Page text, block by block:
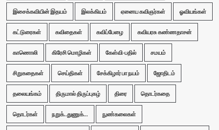
இசைக்கவியின் இதயம் இலக்கியம் ஏனைய கவிஞர்கள் ஓவியங்கள்
கட்டுரைகள் கவிதைகள் கவிப்பேழை கவியரசு கண்ணதாசன்
காணொலி கிரேசி மொழிகள் கேள்வி-பதில் சமயம்
சிறுகதைகள் செய்திகள் சேக்கிழார் பா நயம் ஜோதிடம்
தலையங்கம் திருமால் திருப்புகழ் திரை தொடர்கதை
தொடர்கள் நறுக்..துணுக்... நுண்கலைகள்